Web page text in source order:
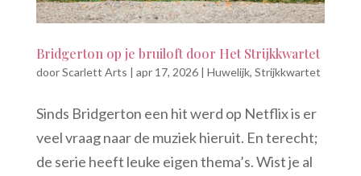
Bridgerton op je bruiloft door Het Strijkkwartet
doorScarlett Arts | apr 17, 2026| Huwelijk, Strijkkwartet
Sinds Bridgerton een hit werd op Netflix is er
veel vraag naar de muziek hieruit. En terecht;
de serie heeft leuke eigen thema’s. Wist je al